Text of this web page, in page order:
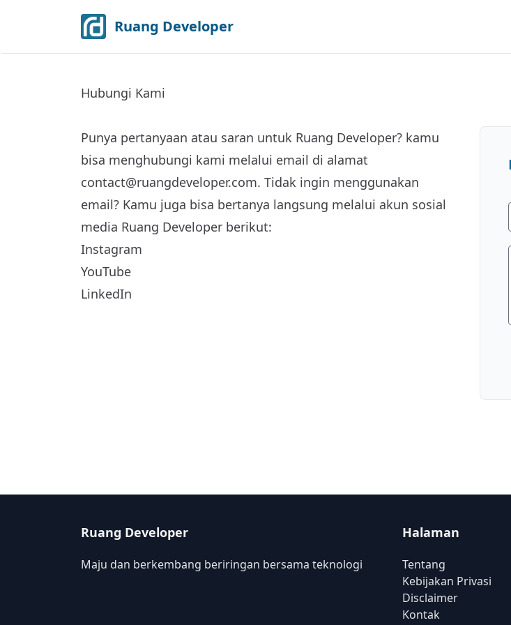
Ruang Developer
Hubungi Kami
Punya pertanyaan atau saran untuk Ruang Developer? kamu
bisa menghubungi kami melalui email di alamat
contact@ruangdeveloper.com. Tidak ingin menggunakan
email? Kamu juga bisa bertanya langsung melalui akun sosial
media Ruang Developer berikut:
Instagram
YouTube
LinkedIn
Ruang Developer
Maju dan berkembang beriringan bersama teknologi
Halaman
Tentang
Kebijakan Privasi
Disclaimer
Kontak